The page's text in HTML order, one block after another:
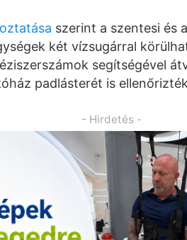
szerint a szentesi és
két vízsugárral
segítségével
padlásterét is
- Hirdetés -